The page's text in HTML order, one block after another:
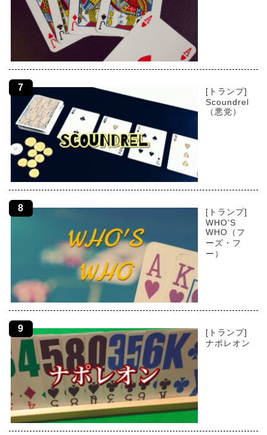
[トランプ]
Scoundrel
（悪党）
[トランプ]
WHO’S
WHO（フ
ーズ・フ
ー）
[トランプ]
ナポレオン